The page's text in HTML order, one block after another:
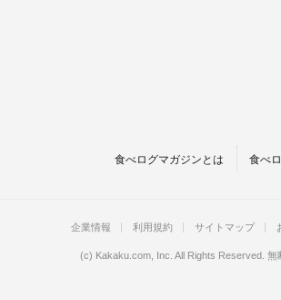
食べログマガジンとは 食べ
企業情報 利用規約 サイトマップ
(c) Kakaku.com, Inc. All Rights Reserved. 無